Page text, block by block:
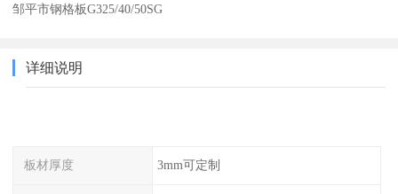
邹平市钢格板G325/40/50SG
详细说明
板材厚度 3mm可定制